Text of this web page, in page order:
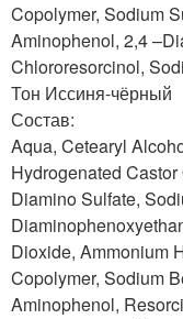
Copolymer, Sodium
Aminophenol, 2,4
Chlororesorcinol,
Тон Иссиня-чёрный
Состав:
Aqua, Cetearyl
Hydrogenated
Diamino Sulfate,
Dioxide, Ammonium
Copolymer, Sodium
Aminophenol,